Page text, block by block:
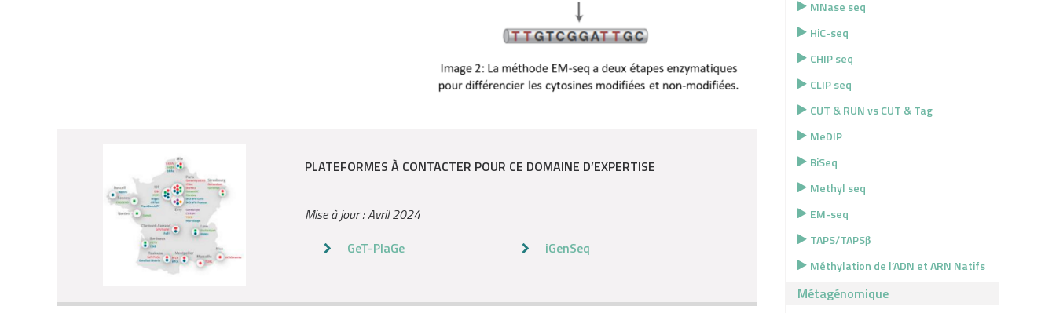
PLATEFORMES À CONTACTER POUR CE DOMAINE D’EXPERTISE
Mise à jour : Avril 2024
GeT-PlaGe
iGenSeq
MNase seq
HiC-seq
CHIP seq
CLIP seq
CUT & RUN vs CUT & Tag
MeDIP
BiSeq
Methyl seq
EM-seq
TAPS/TAPSβ
Méthylation de l’ADN et ARN Natifs
Métagénomique